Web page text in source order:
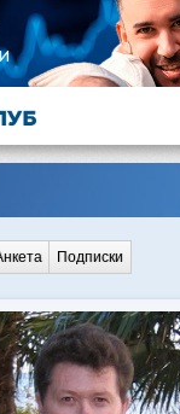
Подписки